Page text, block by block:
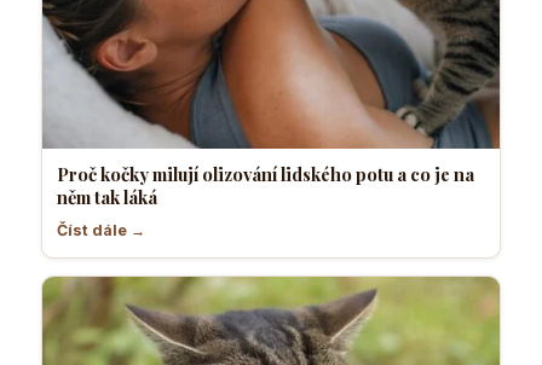
Proč kočky milují olizování lidského potu a co je na
něm tak láká
Číst dále →